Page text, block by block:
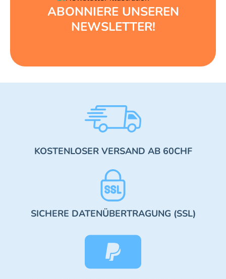
ABONNIERE UNSEREN
NEWSLETTER!
KOSTENLOSER VERSAND AB 60CHF
SICHERE DATENÜBERTRAGUNG (SSL)